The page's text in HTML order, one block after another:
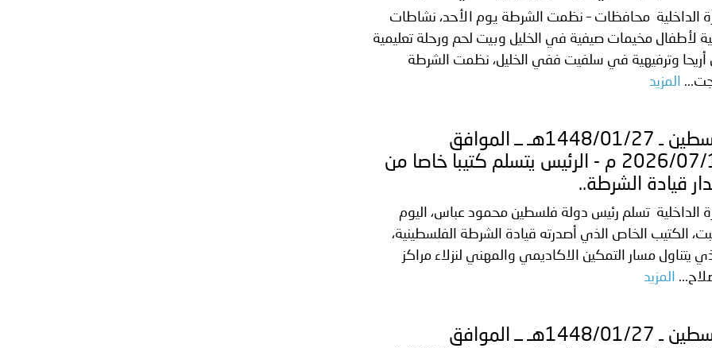
الداخلية محافظات – نظمت الشرطة يوم الأحد، نشاطات
لأطفال مخيمات صيفية في الخليل وبيت لحم ورحلة تعليمية
وترفيهية في سلفيت ففي الخليل، نظمت الشرطة
المزيد
فلسطين ـ 1448/01/27هـ ــ الموافق
2026/07/12 م - الرئيس يتسلم كتيبا خاصا من
قيادة الشرطة..
الداخلية تسلم رئيس دولة فلسطين محمود عباس، اليوم
الكتيب الخاص الذي أصدرته قيادة الشرطة الفلسطينية،
يتناول مسار التمكين الاكاديمي والمهني لنزلاء مراكز
المزيد
فلسطين ـ 1448/01/27هـ ــ الموافق